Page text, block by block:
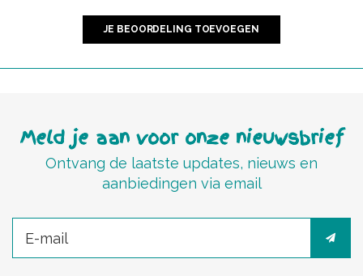
JE BEOORDELING TOEVOEGEN
Meld je aan voor onze nieuwsbrief
Ontvang de laatste updates, nieuws en
aanbiedingen via email